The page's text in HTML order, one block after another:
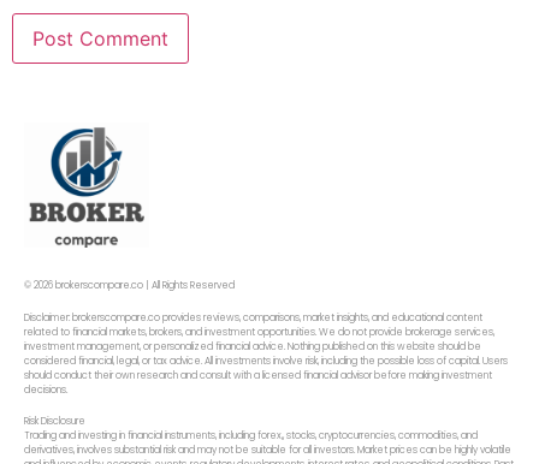
© 2026 brokerscompare.co | All Rights Reserved
Disclaimer: brokerscompare.co provides reviews, comparisons, market insights, and educational content
related to financial markets, brokers, and investment opportunities. We do not provide brokerage services,
investment management, or personalized financial advice. Nothing published on this website should be
considered financial, legal, or tax advice. All investments involve risk, including the possible loss of capital. Users
should conduct their own research and consult with a licensed financial advisor before making investment
decisions.
Risk Disclosure
Trading and investing in financial instruments, including forex,, stocks, cryptocurrencies, commodities, and
derivatives, involves substantial risk and may not be suitable for all investors. Market prices can be highly volatile